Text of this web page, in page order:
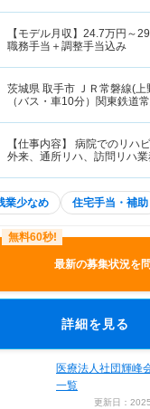
【モデル月収】 24.7万円～
職務手当＋調整手当込み
茨城県 取手市 ＪＲ常磐線(上
（バス・車10分）関東鉄道
【仕事内容】 病院でのリハ
外来、通所リハ、訪問リハ
業少なめ 住宅手当・補助
最新の募集状況を
詳細を見る
医療法人社団輝
一覧
更新日：